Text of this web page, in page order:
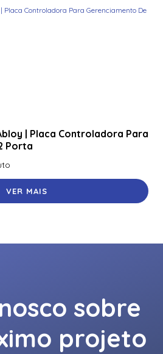
| Placa Controladora Para
Porta
VER MAIS
sobre
projeto